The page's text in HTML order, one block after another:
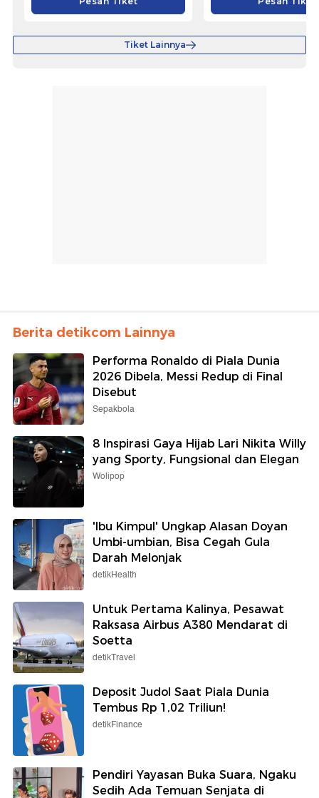
Tiket Lainnya
Berita detikcom Lainnya
Performa Ronaldo di Piala Dunia
2026 Dibela, Messi Redup di Final
Disebut
Sepakbola
8 Inspirasi Gaya Hijab Lari Nikita Willy
yang Sporty, Fungsional dan Elegan
Wolipop
'Ibu Kimpul' Ungkap Alasan Doyan
Umbi-umbian, Bisa Cegah Gula
Darah Melonjak
detikHealth
Untuk Pertama Kalinya, Pesawat
Raksasa Airbus A380 Mendarat di
Soetta
detikTravel
Deposit Judol Saat Piala Dunia
Tembus Rp 1,02 Triliun!
detikFinance
Pendiri Yayasan Buka Suara, Ngaku
Sedih Ada Temuan Senjata di